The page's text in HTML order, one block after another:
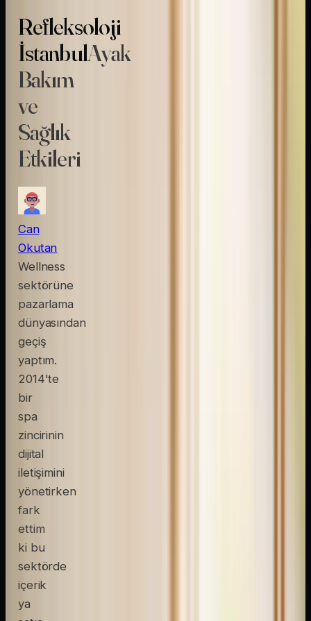
Refleksoloji
İstanbulAyak
Bakım
ve
Sağlık
Etkileri
Can
Okutan
Wellness
sektörüne
pazarlama
dünyasından
geçiş
yaptım.
2014'te
bir
spa
zincirinin
dijital
iletişimini
yönetirken
fark
ettim
ki bu
sektörde
içerik
ya